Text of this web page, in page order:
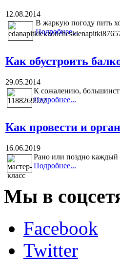
12.08.2014
В жаркую погоду пить
Подробнее...
Как обустроить
29.05.2014
К сожалению,
Подробнее...
Как провести и
16.06.2019
Рано или поздно каждый
Подробнее...
Мы в
Facebook
Twitter